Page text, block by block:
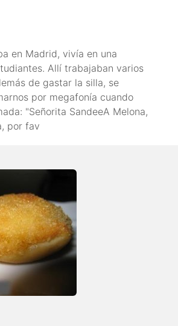
en Madrid, vivía en una
Allí trabajaban varios
de gastar la silla, se
por megafonía cuando
"Señorita SandeeA Melona,
por fav